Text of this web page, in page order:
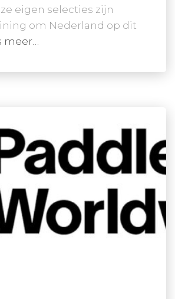
eigen selecties zijn
om Nederland op dit
meer…